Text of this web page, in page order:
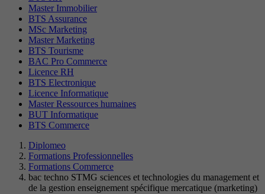
Master Immobilier
BTS Assurance
MSc Marketing
Master Marketing
BTS Tourisme
BAC Pro Commerce
Licence RH
BTS Electronique
Licence Informatique
Master Ressources humaines
BUT Informatique
BTS Commerce
Diplomeo
Formations Professionnelles
Formations Commerce
bac techno STMG sciences et technologies du management et
de la gestion enseignement spécifique mercatique (marketing)